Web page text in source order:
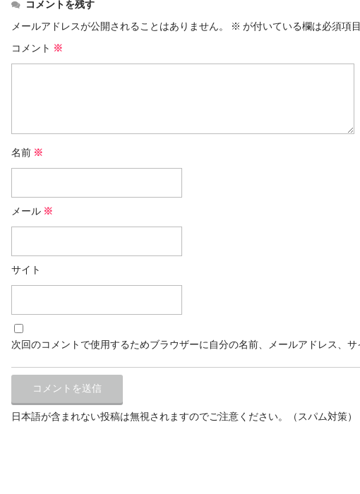
コメントを残す
メールアドレスが公開されることはありません。
※ が付いている欄は必須項
コメント ※
名前 ※
メール ※
サイト
次回のコメントで使用するためブラウザーに自分の名前、メールアドレス、
日本語が含まれない投稿は無視されますのでご注意ください。（スパム対策）